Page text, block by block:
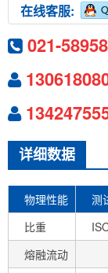
在线客服:
021-
详细数据
物理性能 测
比重
熔融流动